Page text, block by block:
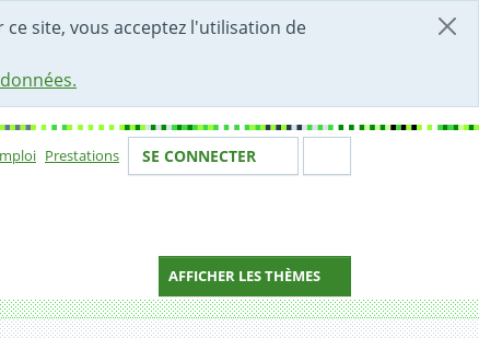
site, vous acceptez l'utilisation de
Prestations Votre identité
SE CONNECTER
AFFICHER LES THÈMES